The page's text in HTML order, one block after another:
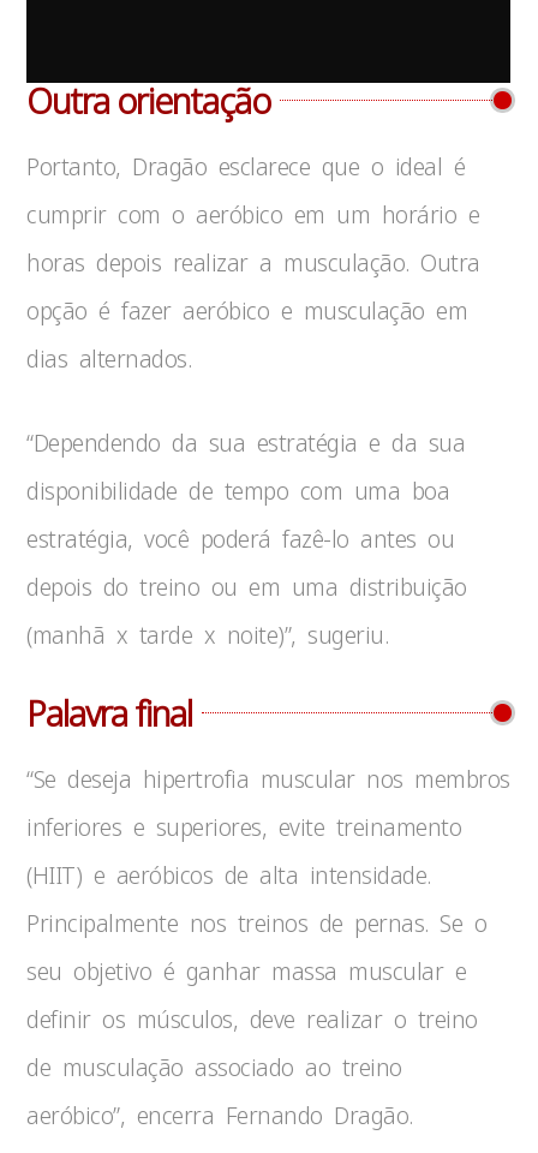
Outra orientação
Portanto, Dragão esclarece que o ideal é
cumprir com o aeróbico em um horário e
horas depois realizar a musculação. Outra
opção é fazer aeróbico e musculação em
dias alternados.
“Dependendo da sua estratégia e da sua
disponibilidade de tempo com uma boa
estratégia, você poderá fazê-lo antes ou
depois do treino ou em uma distribuição
(manhã x tarde x noite)”, sugeriu.
Palavra final
“Se deseja hipertrofia muscular nos membros
inferiores e superiores, evite treinamento
(HIIT) e aeróbicos de alta intensidade.
Principalmente nos treinos de pernas. Se o
seu objetivo é ganhar massa muscular e
definir os músculos, deve realizar o treino
de musculação associado ao treino
aeróbico”, encerra Fernando Dragão.